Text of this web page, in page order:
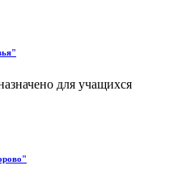
для учащихся